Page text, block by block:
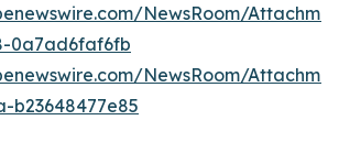
NewsRoom/
0a7ad6faf6fb
NewsRoom/
b23648477e85